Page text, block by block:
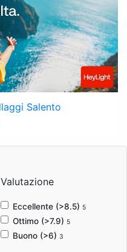
Salento
Valutazione
Eccellente (>8.5) 5
Ottimo (>7.9) 5
Buono (>6) 3